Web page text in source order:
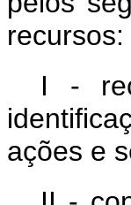
recursos:
I -
ações e